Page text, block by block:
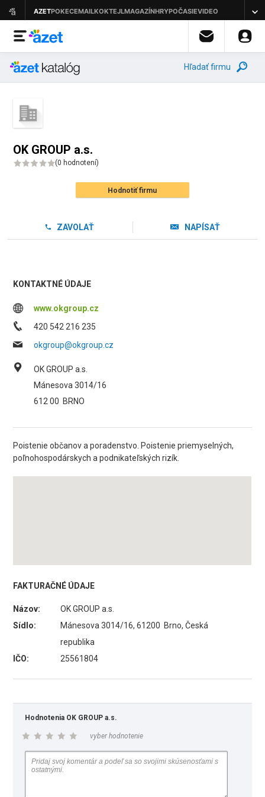
Hľadať firmu
OK GROUP a.s.
(0 hodnotení)
Hodnotiť firmu
ZAVOLAŤ NAPÍSAŤ
KONTAKTNÉ ÚDAJE
www.okgroup.cz
420 542 216 235
okgroup@okgroup.cz
OK GROUP a.s.
Mánesova 3014/16
612 00 BRNO
Poistenie občanov a poradenstvo. Poistenie priemyselných,
poľnohospodárskych a podnikateľských rizík.
FAKTURAČNÉ ÚDAJE
Názov:
OK GROUP a.s.
Sídlo:
Mánesova 3014/16, 61200 Brno, Česká
republika
IČO:
25561804
Hodnotenia OK GROUP a.s.
vyber hodnotenie